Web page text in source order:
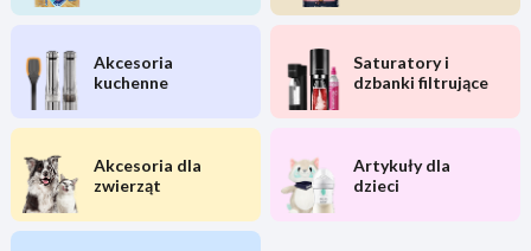
Akcesoria
kuchenne
Saturatory i
dzbanki filtrujące
Akcesoria dla
zwierząt
Artykuły dla
dzieci